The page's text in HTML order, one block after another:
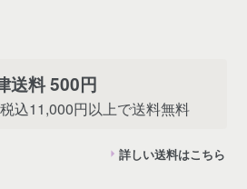
送料 500円
込11,000円以上で送料無料
詳しい送料はこちら